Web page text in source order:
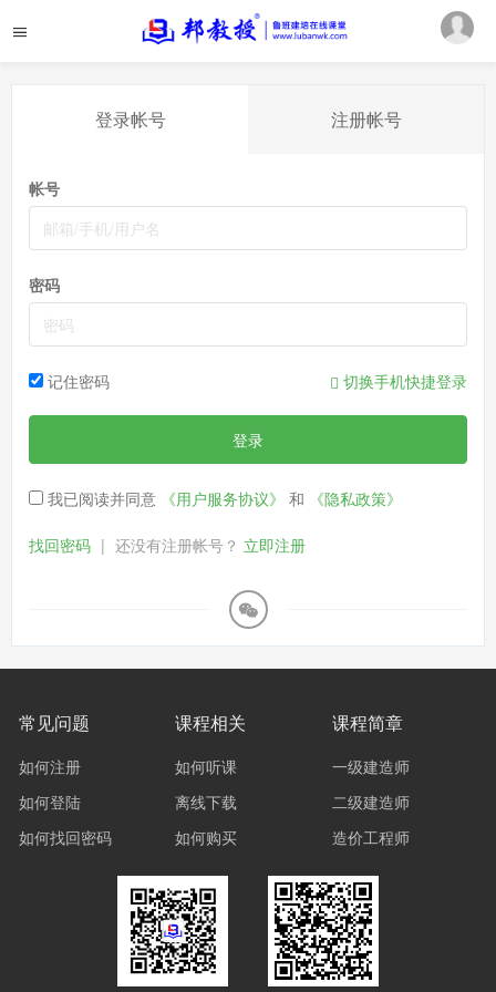
登录帐号 注册帐号
帐号
密码
记住密码 切换手机快捷登录
登录
我已阅读并同意 《用户服务协议》 和 《隐私政策》
找回密码 | 还没有注册帐号？ 立即注册
常见问题
如何注册
如何登陆
如何找回密码
课程相关
如何听课
离线下载
如何购买
课程简章
一级建造师
二级建造师
造价工程师